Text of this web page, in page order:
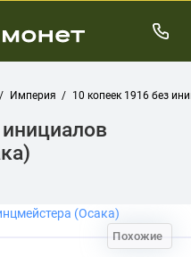
Империя 10 копеек 1916 без
Похожие